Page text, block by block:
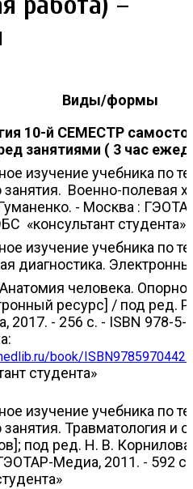
Виды/формы
10-й СЕМЕСТР
занятиями ( 3 час
изучение учебника по
занятия. Военно-полевая
- Москва :
«консультант студента»
изучение учебника по
диагностика.
человека.
ресурс] / под ред.
2017. - 256 с. - ISBN 978-5-
book/
студента»
изучение учебника по
занятия. Травматология и
под ред. Н. В.
Медиа, 2011. - 592